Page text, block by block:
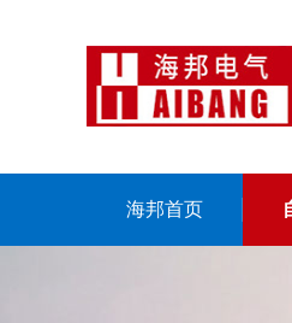
海邦首页